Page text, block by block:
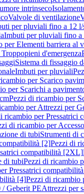
intrinseco
Valvole di ventilazione
per pluviali fino a 12 l/
Imbuti per pluviali fino a
per Elementi barriera al
d'emergenza
Sistema di fissaggio
Imbuti per pluviali
per Scarico
per Scarichi a
Pezzi di ricambio per
per Attrezzi per
ricambio per Pressatrici
di ricambio per
di tubiStrumenti di
[2]Pezzi di
compatibilità [2XL]
di tubiPezzi di ricambio
Pressatrici
[4]Pezzi di ricambio
Geberit PEAttrezzi per